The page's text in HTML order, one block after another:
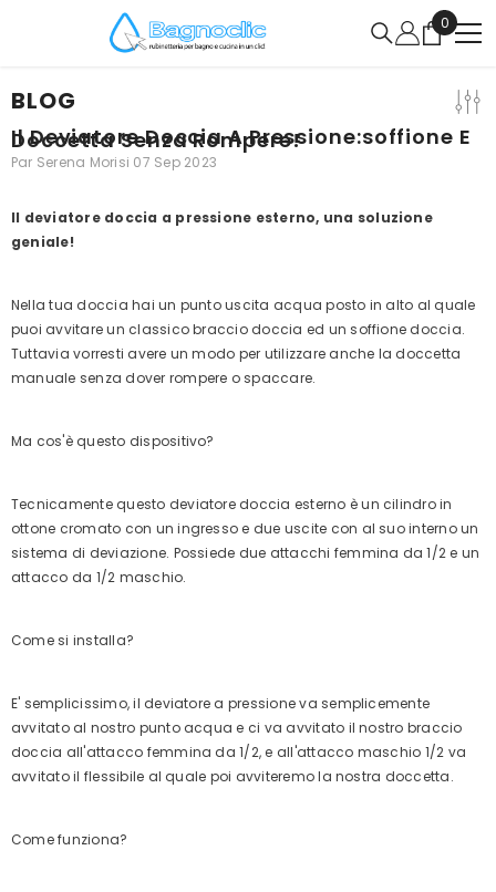
IGNORER ET PASSER AU CONTENU
0
0
article
BLOG
Il Deviatore Doccia A Pressione:soffione E
Doccetta Senza Rompere!
Par Serena Morisi 07 Sep 2023
Il deviatore doccia a pressione esterno, una soluzione
geniale!
Nella tua doccia hai un punto uscita acqua posto in alto al quale
puoi avvitare un classico braccio doccia ed un soffione doccia.
Tuttavia vorresti avere un modo per utilizzare anche la doccetta
manuale senza dover rompere o spaccare.
Ma cos'è questo dispositivo?
Tecnicamente questo deviatore doccia esterno è un cilindro in
ottone cromato con un ingresso e due uscite con al suo interno un
sistema di deviazione. Possiede due attacchi femmina da 1/2 e un
attacco da 1/2 maschio.
Come si installa?
E' semplicissimo, il deviatore a pressione va semplicemente
avvitato al nostro punto acqua e ci va avvitato il nostro braccio
doccia all'attacco femmina da 1/2, e all'attacco maschio 1/2 va
avvitato il flessibile al quale poi avviteremo la nostra doccetta.
Come funziona?